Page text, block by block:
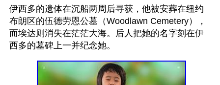
伊西多的遗体在沉船两周后寻获，他被安葬在纽约
布朗区的伍德劳恩公墓（Woodlawn Cemetery），
而埃达则消失在茫茫大海。后人把她的名字刻在伊